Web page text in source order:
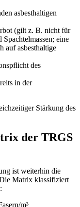
asbesthaltigen
(gilt z. B. nicht für
Spachtelmassen; eine
auf asbesthaltige
des
in der
Stärkung des
der TRGS
ist weiterhin die
Matrix klassifiziert
m³